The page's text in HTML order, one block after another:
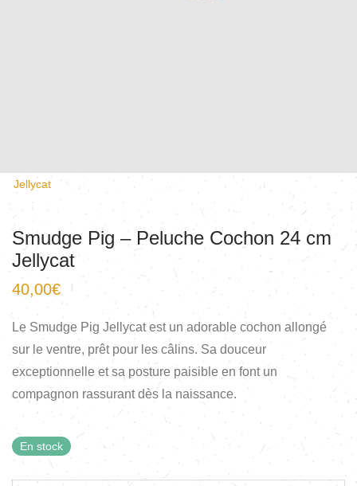
Jellycat
Smudge Pig – Peluche Cochon 24 cm
Jellycat
40,00€
Le Smudge Pig Jellycat est un adorable cochon allongé
sur le ventre, prêt pour les câlins. Sa douceur
exceptionnelle et sa posture paisible en font un
compagnon rassurant dès la naissance.
En stock